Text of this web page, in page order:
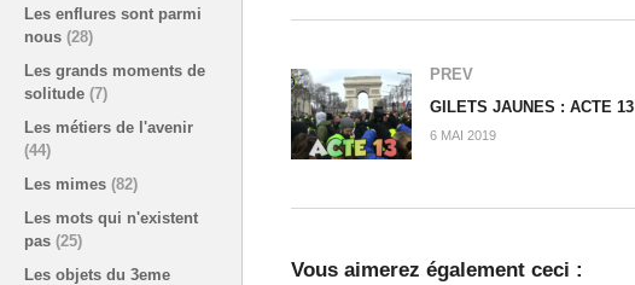
Les enflures sont parmi
nous (28)
Les grands moments de
solitude (7)
Les métiers de l'avenir
(44)
Les mimes (82)
Les mots qui n'existent
pas (25)
Les objets du 3eme
PREV
GILETS JAUNES : ACTE 13
6 MAI 2019
Vous aimerez également ceci :